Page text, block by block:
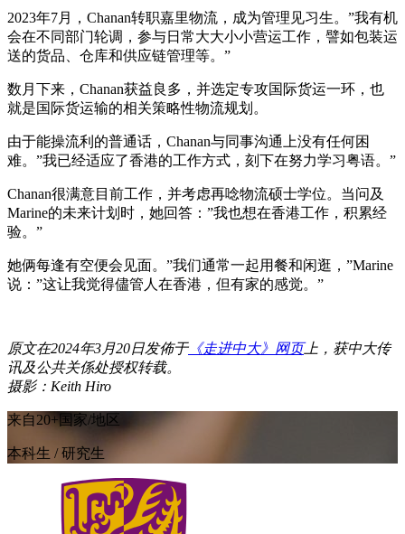
2023年7月，Chanan转职嘉里物流，成为管理见习生。”我有机
会在不同部门轮调，参与日常大大小小营运工作，譬如包装运
送的货品、仓库和供应链管理等。”
数月下来，Chanan获益良多，并选定专攻国际货运一环，也
就是国际货运输的相关策略性物流规划。
由于能操流利的普通话，Chanan与同事沟通上没有任何困
难。”我已经适应了香港的工作方式，刻下在努力学习粤语。”
Chanan很满意目前工作，并考虑再唸物流硕士学位。当问及
Marine的未来计划时，她回答：”我也想在香港工作，积累经
验。”
她俩每逢有空便会见面。”我们通常一起用餐和闲逛，”Marine
说：”这让我觉得儘管人在香港，但有家的感觉。”
原文在2024年3月20日发佈于《走进中大》网页上，获中大传
讯及公共关係处授权转载。
摄影：Keith Hiro
来自20+国家/地区
本科生 / 研究生